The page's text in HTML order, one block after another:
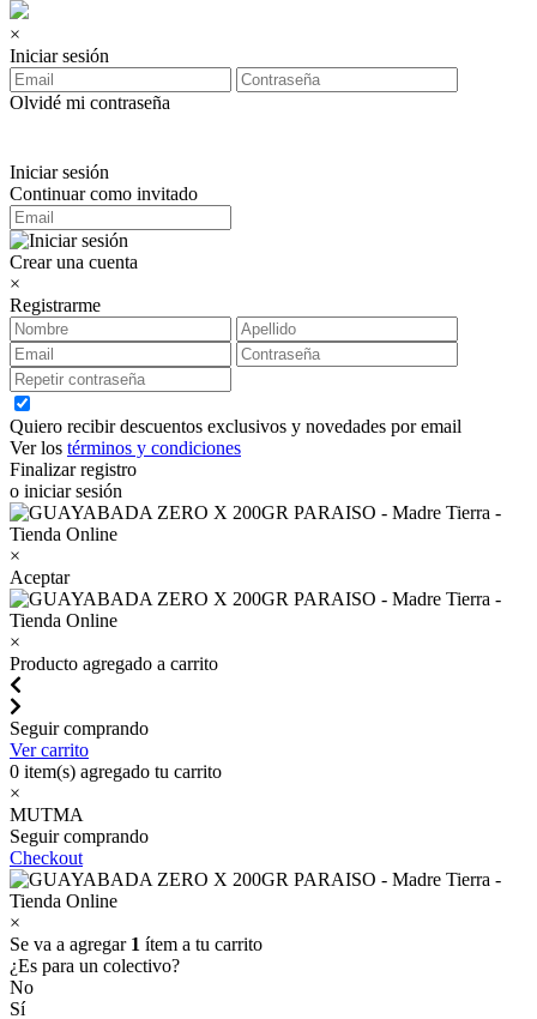
×
Iniciar sesión
Olvidé mi contraseña
Iniciar sesión
Continuar como invitado
Crear una cuenta
×
Registrarme
Quiero recibir descuentos exclusivos y novedades por email
Ver los términos y condiciones
Finalizar registro
o iniciar sesión
×
Aceptar
×
Producto agregado a carrito
Seguir comprando
Ver carrito
0 item(s) agregado tu carrito
×
MUTMA
Seguir comprando
Checkout
×
Se va a agregar 1 ítem a tu carrito
¿Es para un colectivo?
No
Sí